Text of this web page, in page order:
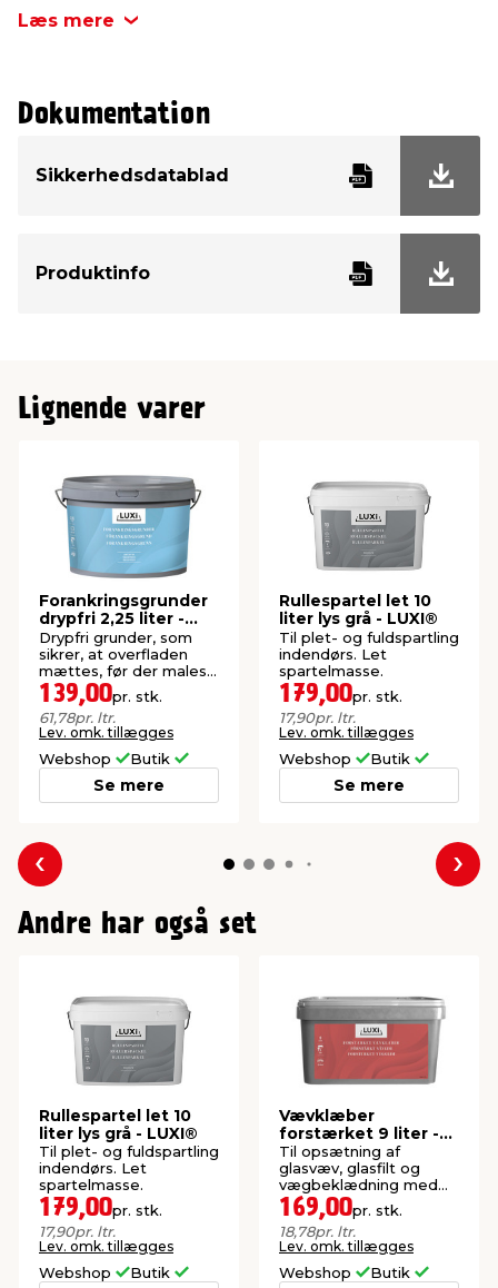
Anvendelse
Mærke
Læs mere
Dokumentation
Sikkerhedsdatablad
Produktinfo
Lignende varer
Forankringsgrunder
drypfri 2,25 liter -
LUXI®
Drypfri grunder, som
sikrer, at overfladen
mættes, før der males
eller opsættes filt, væv
eller tapet.
139,00pr. stk.
61,78pr. ltr.
Lev. omk. tillægges
Webshop Butik
Se mere
Rullespartel let 10
liter lys grå - LUXI®
Til plet- og fuldspartling
indendørs. Let
spartelmasse.
179,00pr. stk.
17,90pr. ltr.
Lev. omk. tillægges
Webshop Butik
Se mere
Forrige
Andre har også set
Rullespartel let 10
liter lys grå - LUXI®
Til plet- og fuldspartling
indendørs. Let
spartelmasse.
179,00pr. stk.
17,90pr. ltr.
Lev. omk. tillægges
Webshop Butik
Vævklæber
forstærket 9 liter -
LUXI®
Til opsætning af
glasvæv, glasfilt og
vægbeklædning med
papirbagside i tørre
rum.
169,00pr. stk.
18,78pr. ltr.
Lev. omk. tillægges
Webshop Butik